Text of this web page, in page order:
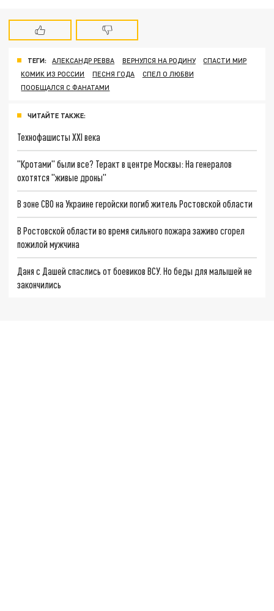
ТЕГИ: АЛЕКСАНДР РЕВВА ВЕРНУЛСЯ НА РОДИНУ
СПАСТИ МИР
КОМИК ИЗ РОССИИ
ПЕСНЯ ГОДА
СПЕЛ О ЛЮБВИ
ПООБЩАЛСЯ С ФАНАТАМИ
ЧИТАЙТЕ ТАКЖЕ:
Технофашисты XXI века
"Кротами" были все? Теракт в центре Москвы: На генералов
охотятся "живые дроны"
В зоне СВО на Украине геройски погиб житель Ростовской области
В Ростовской области во время сильного пожара заживо сгорел
пожилой мужчина
Даня с Дашей спаслись от боевиков ВСУ. Но беды для малышей не
закончились